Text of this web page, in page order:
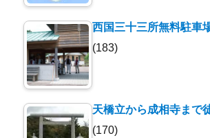
西国三十三所無料駐車
(183)
天橋立から成相寺まで
(170)